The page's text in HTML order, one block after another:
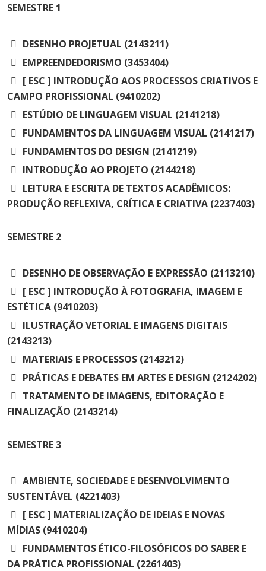
de Idiomas
& Você - Comunidade
SEMESTRE 1
DESENHO PROJETUAL (2143211)
EMPREENDEDORISMO (3453404)
[ ESC ] INTRODUÇÃO AOS PROCESSOS CRIATIVOS E
CAMPO PROFISSIONAL (9410202)
ESTÚDIO DE LINGUAGEM VISUAL (2141218)
FUNDAMENTOS DA LINGUAGEM VISUAL (2141217)
FUNDAMENTOS DO DESIGN (2141219)
INTRODUÇÃO AO PROJETO (2144218)
LEITURA E ESCRITA DE TEXTOS ACADÊMICOS:
PRODUÇÃO REFLEXIVA, CRÍTICA E CRIATIVA (2237403)
SEMESTRE 2
DESENHO DE OBSERVAÇÃO E EXPRESSÃO (2113210)
[ ESC ] INTRODUÇÃO À FOTOGRAFIA, IMAGEM E
ESTÉTICA (9410203)
ILUSTRAÇÃO VETORIAL E IMAGENS DIGITAIS
(2143213)
MATERIAIS E PROCESSOS (2143212)
PRÁTICAS E DEBATES EM ARTES E DESIGN (2124202)
TRATAMENTO DE IMAGENS, EDITORAÇÃO E
FINALIZAÇÃO (2143214)
SEMESTRE3
AMBIENTE, SOCIEDADE E DESENVOLVIMENTO
SUSTENTÁVEL (4221403)
[ ESC ] MATERIALIZAÇÃO DE IDEIAS E NOVAS
MÍDIAS (9410204)
FUNDAMENTOS ÉTICO-FILOSÓFICOS DO SABER E
DA PRÁTICA PROFISSIONAL (2261403)